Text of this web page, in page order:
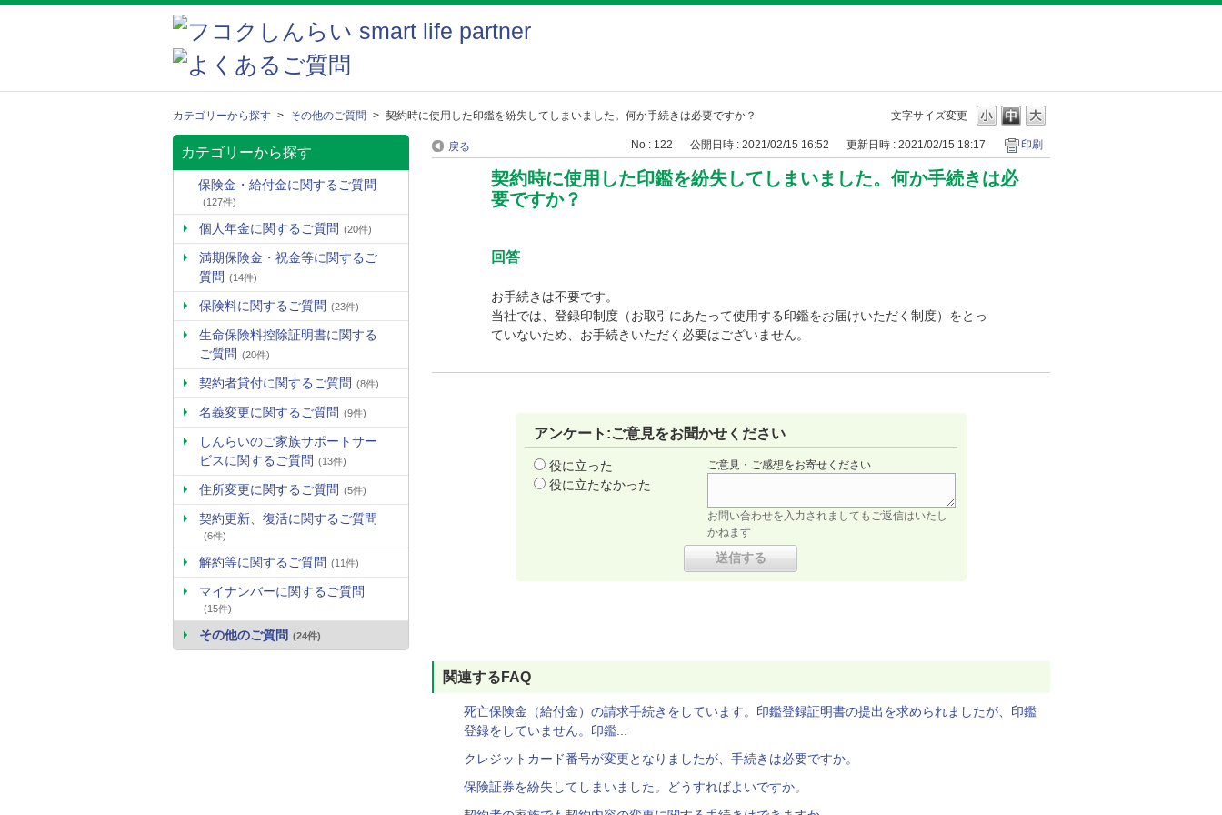
文字サイズ変更
カテゴリーから探す > その他のご質問 > 契約時に使用した印鑑を紛失してしまいました。何か手続きは必要ですか？
カテゴリーから探す
保険金・給付金に関するご質問
(127件)
個人年金に関するご質問 (20件)
満期保険金・祝金等に関するご
質問 (14件)
保険料に関するご質問 (23件)
生命保険料控除証明書に関する
ご質問 (20件)
契約者貸付に関するご質問 (8件)
名義変更に関するご質問 (9件)
しんらいのご家族サポートサー
ビスに関するご質問 (13件)
住所変更に関するご質問 (5件)
契約更新、復活に関するご質問
(6件)
解約等に関するご質問 (11件)
マイナンバーに関するご質問
(15件)
その他のご質問 (24件)
戻る No : 122 公開日時 : 2021/02/15 16:52 更新日時 : 2021/02/15 18:17 印刷
契約時に使用した印鑑を紛失してしまいました。何か手続きは必
要ですか？
回答
お手続きは不要です。
当社では、登録印制度（お取引にあたって使用する印鑑をお届けいただく制度）をとっ
ていないため、お手続きいただく必要はございません。
アンケート:ご意見をお聞かせください
役に立った
役に立たなかった
ご意見・ご感想をお寄せください
お問い合わせを入力されましてもご返信はいたし
かねます
関連するFAQ
死亡保険金（給付金）の請求手続きをしています。印鑑登録証明書の提出を求められましたが、印鑑
登録をしていません。印鑑...
クレジットカード番号が変更となりましたが、手続きは必要ですか。
保険証券を紛失してしまいました。どうすればよいですか。